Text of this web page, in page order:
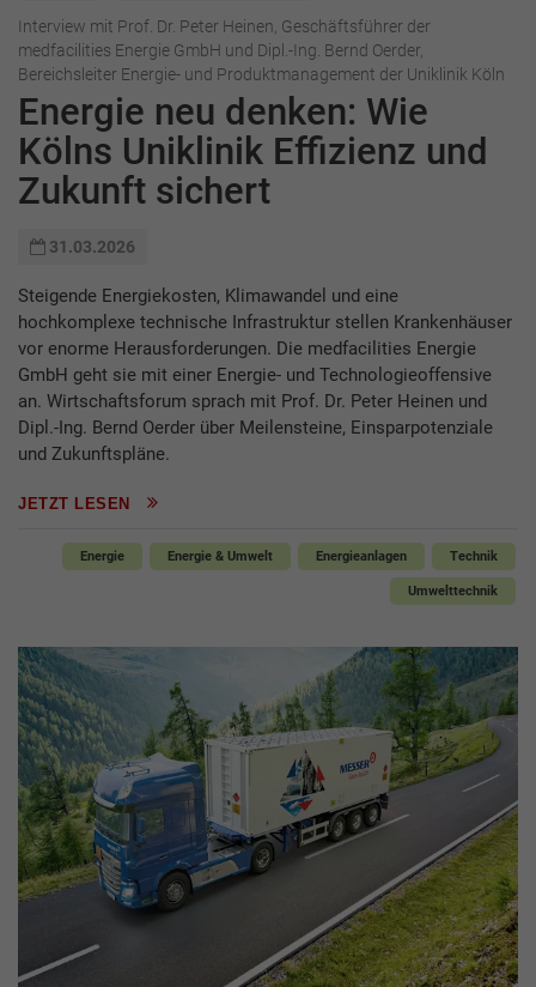
Interview mit Prof. Dr. Peter Heinen, Geschäftsführer der
medfacilities Energie GmbH und Dipl.-Ing. Bernd Oerder,
Bereichsleiter Energie- und Produktmanagement der Uniklinik Köln
Energie neu denken: Wie
Kölns Uni­klinik Effizienz und
Zukunft sichert
31.03.2026
Steigende Energiekosten, Klimawandel und eine
hochkomplexe technische Infrastruktur stellen Krankenhäuser
vor enorme He­rausforderungen. Die medfacilities Energie
GmbH geht sie mit einer Energie- und Technologieoffensive
an. Wirtschaftsforum sprach mit Prof. Dr. Peter Heinen und
Dipl.-Ing. Bernd Oerder über Meilensteine, Einsparpotenziale
und Zukunftspläne.
JETZT LESEN
Energie Energie & Umwelt Energieanlagen Technik
Umwelttechnik